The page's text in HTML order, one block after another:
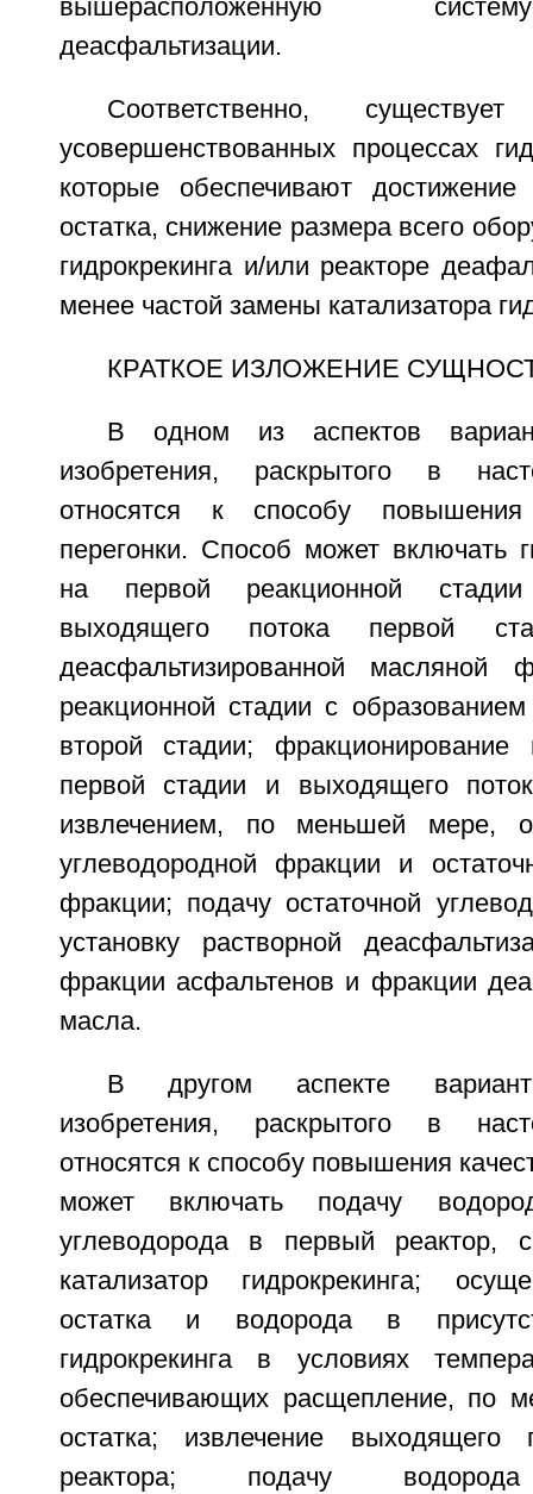
вышерасположенную
деасфальтизации.
Соответственно,
усовершенствованных процессах
которые обеспечивают достижение
остатка, снижение размера всего
гидрокрекинга и/или реакторе
менее частой замены катализатора
КРАТКОЕ ИЗЛОЖЕНИЕ
В одном из аспектов
изобретения, раскрытого в
относятся к способу повышения
перегонки. Способ может включать
на первой реакционной
выходящего потока первой
деасфальтизированной масляной
реакционной стадии с
второй стадии; фракционирование
первой стадии и выходящего
извлечением, по меньшей мере,
углеводородной фракции и
фракции; подачу остаточной
установку растворной
фракции асфальтенов и фракции
масла.
В другом аспекте
изобретения, раскрытого в
относятся к способу повышения
может включать подачу
углеводорода в первый реактор,
катализатор гидрокрекинга;
остатка и водорода в
гидрокрекинга в условиях
обеспечивающих расщепление, по
остатка; извлечение выходящего
реактора; подачу